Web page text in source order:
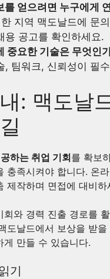
를 얻으려면 누구에게
지역 맥도날드에 문
용 공고를 확인하세요.
중요한 기술은 무엇인
, 팀워크, 신뢰성이 필
: 맥도날
하는 취업 기회를 확보
충족시켜야 합니다. 온
제작하며 면접에 대비하
회와 경력 진출 경로를
도날드에서 보상을 받
게 만들 수 있습니다.
기